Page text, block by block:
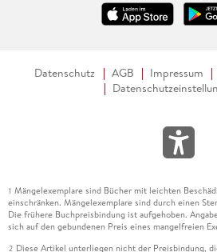
Datenschutz AGB Impressum
1 Mängelexemplare sind Bücher mit leichten
einschränken. Mängelexemplare sind durch einen
Die frühere Buchpreisbindung ist aufgehoben.
sich auf den gebundenen Preis eines mangelfreien
2 Diese Artikel unterliegen nicht der Preisbindung,